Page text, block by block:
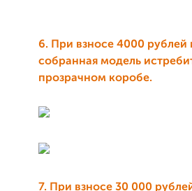
6. При взносе 4000 рублей
собранная модель
прозрачном коробе.
7. При взносе 30 000